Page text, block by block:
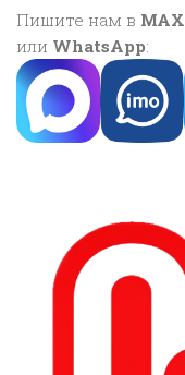
Пишите нам в MAX
или WhatsApp: